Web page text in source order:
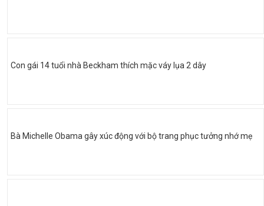
Con gái 14 tuổi nhà Beckham thích mặc váy lụa 2 dây
Bà Michelle Obama gây xúc động với bộ trang phục tưởng nhớ mẹ